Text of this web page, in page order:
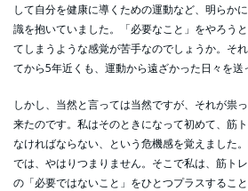
して自分を健康に導くための運動など、明らか
識を抱いていました。「必要なこと」をやろう
てしまうような感覚が苦手なのでしょうか。そ
てから5年近くも、運動から遠ざかった日々を送
しかし、当然と言っては当然ですが、それが祟
来たのです。私はそのときになって初めて、筋
なければならない、という危機感を覚えました
では、やはりつまりません。そこで私は、筋ト
の「必要ではないこと」をひとつプラスするこ